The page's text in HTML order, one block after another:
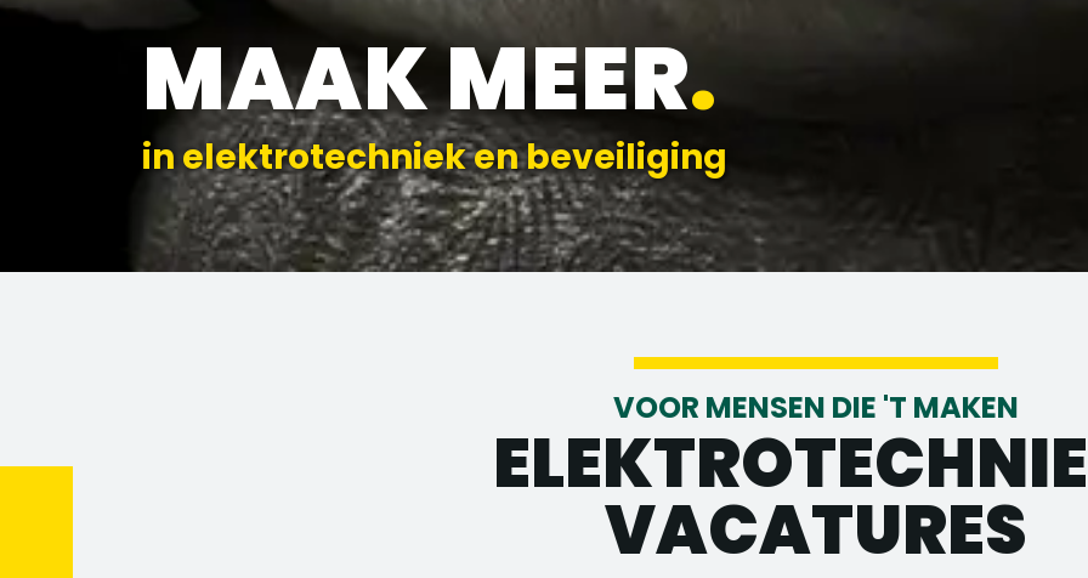
MAAK MEER.
in elektrotechniek en beveiliging
VOOR MENSEN DIE 'T MAKEN
VACATURES